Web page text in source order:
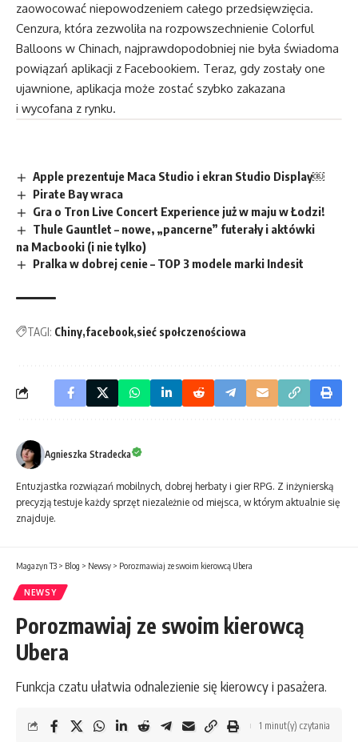
zaowocować niepowodzeniem całego przedsięwzięcia.
Cenzura, która zezwoliła na rozpowszechnienie Colorful
Balloons w Chinach, najprawdopodobniej nie była świadoma
powiązań aplikacji z Facebookiem. Teraz, gdy zostały one
ujawnione, aplikacja może zostać szybko zakazana
i wycofana z rynku.
Apple prezentuje Maca Studio i ekran Studio Display￼
Pirate Bay wraca
Gra o Tron Live Concert Experience już w maju w Łodzi!
Thule Gauntlet – nowe, „pancerne” futerały i aktówki
na Macbooki (i nie tylko)
Pralka w dobrej cenie – TOP 3 modele marki Indesit
TAGI: Chiny facebook sieć społczenościowa
Agnieszka Stradecka
Entuzjastka rozwiązań mobilnych, dobrej herbaty i gier RPG. Z inżynierską
precyzją testuje każdy sprzęt niezależnie od miejsca, w którym aktualnie się
znajduje.
Magazyn T3 > Blog > Newsy > Porozmawiaj ze swoim kierowcą Ubera
NEWSY
Porozmawiaj ze swoim kierowcą
Ubera
Funkcja czatu ułatwia odnalezienie się kierowcy i pasażera.
1 minut(y) czytania